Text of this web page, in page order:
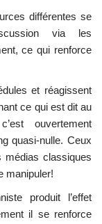
différentes se
via les
ce qui renforce
et réagissent
ce qui est dit au
ouvertement
quasi-nulle. Ceux
classiques
manipuler!
produit l’effet
il se renforce